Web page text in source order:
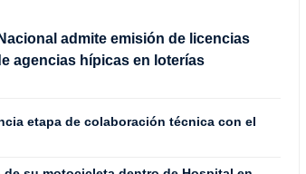
admite emisión de licencias
agencias hípicas en loterías
etapa de colaboración técnica con el